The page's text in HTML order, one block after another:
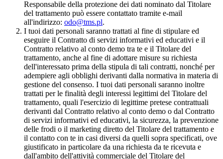
Responsabile della protezione dei dati nominato dal Titolare
del trattamento può essere contattato tramite e-mail
all'indirizzo: odo@tms.pl.
I tuoi dati personali saranno trattati al fine di stipulare ed
eseguire il Contratto di servizi informativi ed educativi e il
Contratto relativo al conto demo tra te e il Titolare del
trattamento, anche al fine di adottare misure su richiesta
dell'interessato prima della stipula di tali contratti, nonché per
adempiere agli obblighi derivanti dalla normativa in materia di
gestione del consenso. I tuoi dati personali saranno inoltre
trattati per le finalità degli interessi legittimi del Titolare del
trattamento, quali l'esercizio di legittime pretese contrattuali
derivanti dal Contratto relativo al conto demo o dal Contratto
di servizi informativi ed educativi, la sicurezza, la prevenzione
delle frodi o il marketing diretto del Titolare del trattamento e
il contatto con te in casi diversi da quelli sopra specificati, ove
giustificato in particolare da una richiesta da te ricevuta e
dall'ambito dell'attività commerciale del Titolare del